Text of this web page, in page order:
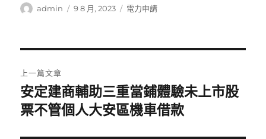
作
admin
發
9 8 月, 2023
分
電力申請
章
導
上一篇文章
上
一
安定建商輔助三重當鋪體驗未上市股
票不管個人大安區機車借款